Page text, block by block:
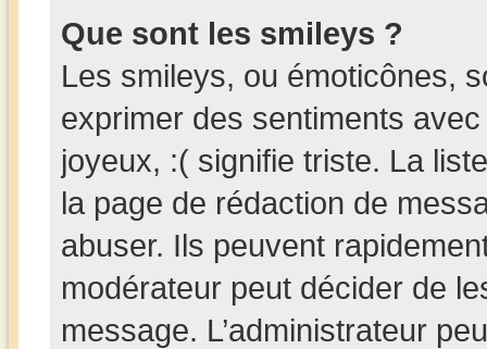
Que sont les smileys ?
Les smileys, ou émoticônes,
exprimer des sentiments
joyeux, :( signifie triste. La
la page de rédaction de
abuser. Ils peuvent
modérateur peut décider de
message. L’administrateur